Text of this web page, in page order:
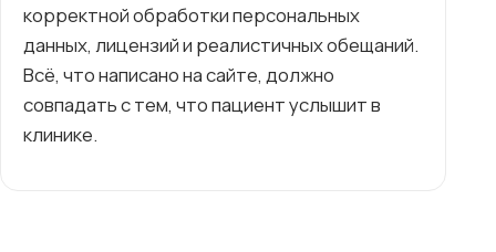
корректной обработки персональных
данных, лицензий и реалистичных обещаний.
Всё, что написано на сайте, должно
совпадать с тем, что пациент услышит в
клинике.